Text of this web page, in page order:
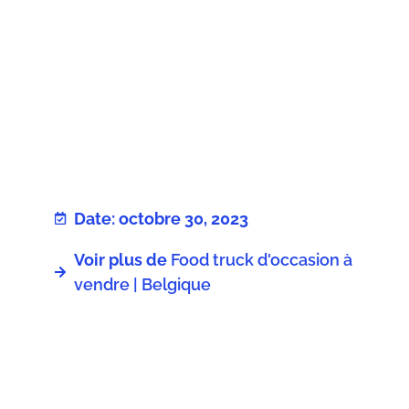
Date: octobre 30, 2023
Voir plus de Food truck d'occasion à
vendre | Belgique